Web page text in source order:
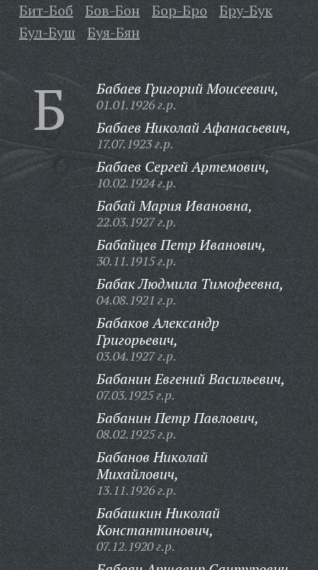
Бит-Боб
Бов-Бон Бор-Бро
Бру-Бук
Бул-Буш
Буя-Бян
Б Бабаев Григорий Моисеевич,
01.01.1926 г.р.
Бабаев Николай Афанасьевич,
17.07.1923 г.р.
Бабаев Сергей Артемович,
10.02.1924 г.р.
Бабай Мария Ивановна,
22.03.1927 г.р.
Бабайцев Петр Иванович,
30.11.1915 г.р.
Бабак Людмила Тимофеевна,
04.08.1921 г.р.
Бабаков Александр
Григорьевич,
03.04.1927 г.р.
Бабанин Евгений Васильевич,
07.03.1925 г.р.
Бабанин Петр Павлович,
08.02.1925 г.р.
Бабанов Николай
Михайлович,
13.11.1926 г.р.
Бабашкин Николай
Константинович,
07.12.1920 г.р.